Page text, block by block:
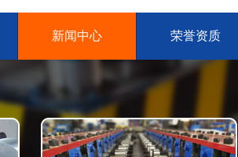
新闻中心 荣誉资质